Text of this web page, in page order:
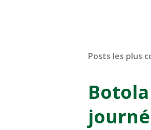
Posts les plus